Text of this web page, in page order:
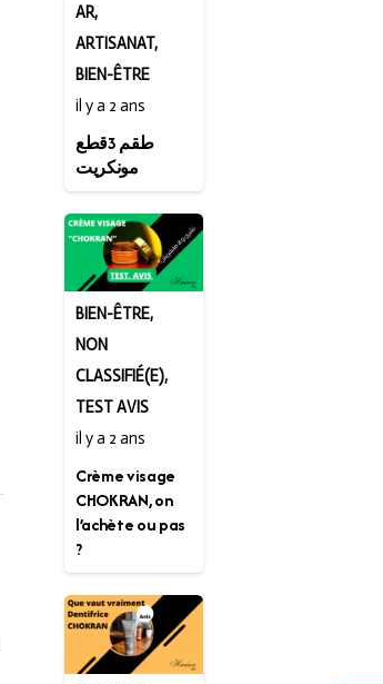
AR,
ARTISANAT,
BIEN-ÊTRE
il y a 2 ans
طقم 3قطع
مونكريت
BIEN-ÊTRE,
NON
CLASSIFIÉ(E),
TEST AVIS
il y a 2 ans
Crème visage
CHOKRAN, on
l’achète ou pas
?